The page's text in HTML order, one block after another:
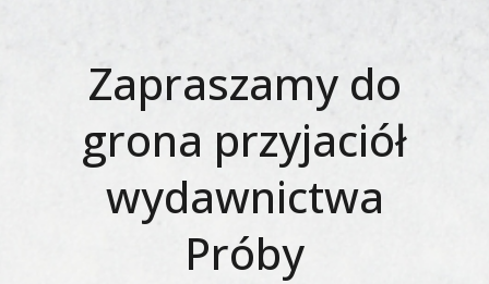
Zapraszamy do
grona przyjaciół
wydawnictwa
Próby